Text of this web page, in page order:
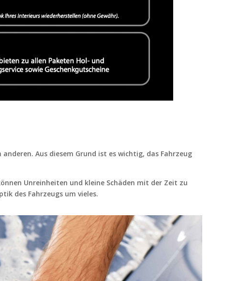
Aus diesem Grund ist es wichtig, das Fahrzeug
Unreinheiten und kleine Schäden mit der Zeit zu
des Fahrzeugs um vieles.